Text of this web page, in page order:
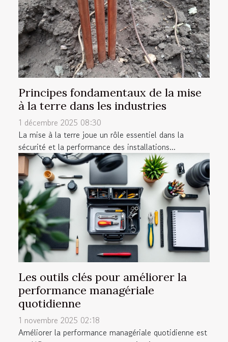
Principes fondamentaux de la mise
à la terre dans les industries
1 décembre 2025 08:30
La mise à la terre joue un rôle essentiel dans la
sécurité et la performance des installations...
Les outils clés pour améliorer la
performance managériale
quotidienne
1 novembre 2025 02:18
Améliorer la performance managériale quotidienne est